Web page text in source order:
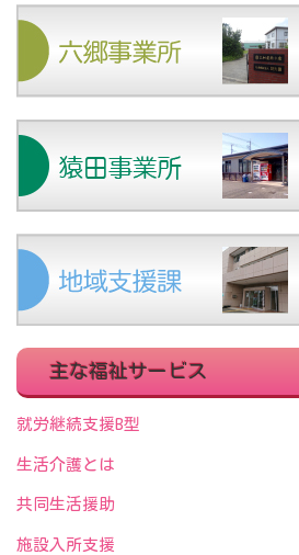
主な福祉サービス
就労継続支援B型
生活介護とは
共同生活援助
施設入所支援